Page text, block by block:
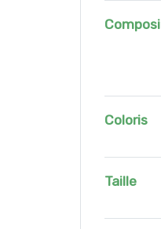
Coloris
Taille